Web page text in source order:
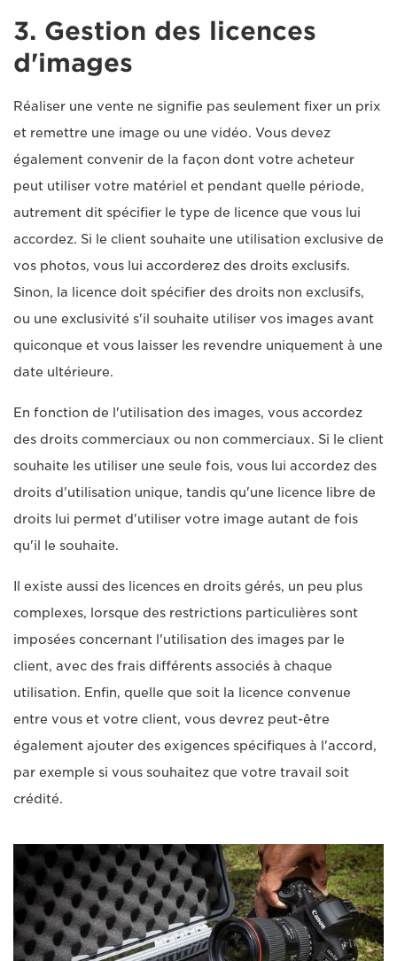
3. Gestion des licences
d'images
Réaliser une vente ne signifie pas seulement fixer un prix
et remettre une image ou une vidéo. Vous devez
également convenir de la façon dont votre acheteur
peut utiliser votre matériel et pendant quelle période,
autrement dit spécifier le type de licence que vous lui
accordez. Si le client souhaite une utilisation exclusive de
vos photos, vous lui accorderez des droits exclusifs.
Sinon, la licence doit spécifier des droits non exclusifs,
ou une exclusivité s'il souhaite utiliser vos images avant
quiconque et vous laisser les revendre uniquement à une
date ultérieure.
En fonction de l'utilisation des images, vous accordez
des droits commerciaux ou non commerciaux. Si le client
souhaite les utiliser une seule fois, vous lui accordez des
droits d'utilisation unique, tandis qu'une licence libre de
droits lui permet d'utiliser votre image autant de fois
qu'il le souhaite.
Il existe aussi des licences en droits gérés, un peu plus
complexes, lorsque des restrictions particulières sont
imposées concernant l'utilisation des images par le
client, avec des frais différents associés à chaque
utilisation. Enfin, quelle que soit la licence convenue
entre vous et votre client, vous devrez peut-être
également ajouter des exigences spécifiques à l'accord,
par exemple si vous souhaitez que votre travail soit
crédité.